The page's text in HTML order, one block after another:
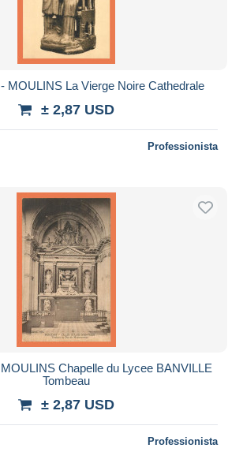
MOULINS La Vierge Noire Cathedrale
± 2,87 USD
Professionista
Chapelle du Lycee BANVILLE
Tombeau
± 2,87 USD
Professionista